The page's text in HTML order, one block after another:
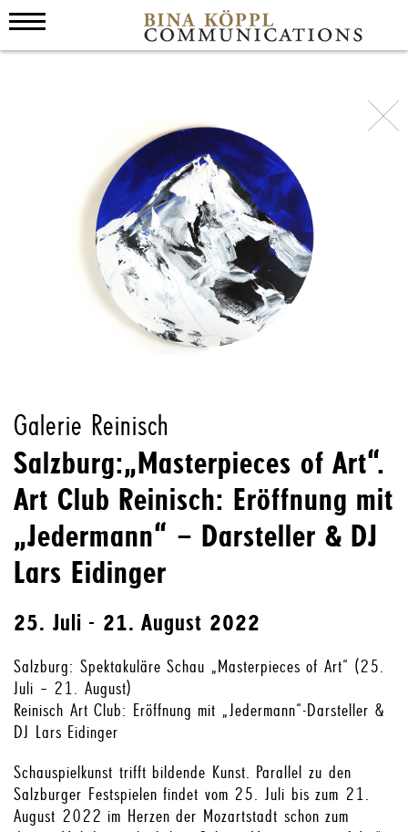
Galerie Reinisch
Salzburg:„Masterpieces of Art“.
Art Club Reinisch: Eröffnung mit
„Jedermann“ – Darsteller & DJ
Lars Eidinger
25. Juli - 21. August 2022
Salzburg: Spektakuläre Schau „Masterpieces of Art“ (25.
Juli – 21. August)
Reinisch Art Club: Eröffnung mit „Jedermann“-Darsteller &
DJ Lars Eidinger
Schauspielkunst trifft bildende Kunst. Parallel zu den
Salzburger Festspielen findet vom 25. Juli bis zum 21.
August 2022 im Herzen der Mozartstadt schon zum